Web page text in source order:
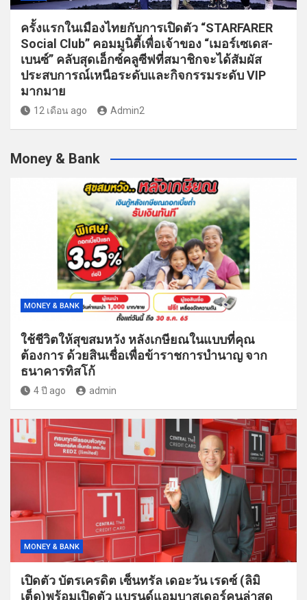
ครั้งแรกในเมืองไทยกับการเปิดตัว “STARFARER
Social Club” คอมมูนิตี้เพื่อเจ้าของ “เมอร์เซเดส-
เบนซ์” คลับสุดเอ็กซ์คลูซีฟที่สมาชิกจะได้สัมผัส
ประสบการณ์เหนือระดับและกิจกรรมระดับ VIP
มากมาย
12 เดือน ago Admin2
Money & Bank
MONEY & BANK
ใช้ชีวิตให้สุขสมหวัง หลังเกษียณในแบบที่คุณ
ต้องการ ด้วยสินเชื่อเพื่อข้าราชการบำนาญ จาก
ธนาคารทิสโก้
4 ปี ago admin
MONEY & BANK
เปิดตัว บัตรเครดิต เซ็นทรัล เดอะวัน เรดซ์ (ลิมิ
เต็ด)พร้อมเปิดตัว แบรนด์แอมบาสเดอร์คนล่าสุด